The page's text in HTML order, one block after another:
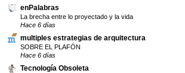
enPalabras
La brecha entre lo proyectado y la vida
Hace 6 días
multiples estrategias de arquitectura
SOBRE EL PLAFÓN
Hace 6 días
Tecnología Obsoleta